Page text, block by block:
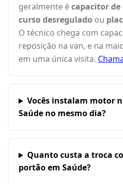
geralmente écapacitor
curso desregulado ou
O técnico chega com
reposição na van, e na
em uma única visita.
Vocês instalam motor
Saúde no mesmo dia?
Quanto custa a troca
portão em Saúde?